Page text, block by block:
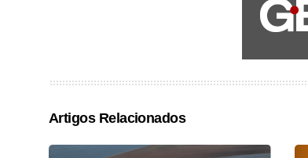
Artigos Relacionados